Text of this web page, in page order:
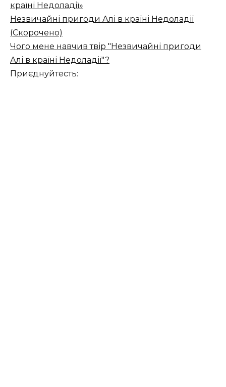
країні Недоладії»
Незвичайні пригоди Алі в країні Недоладії
(Скорочено)
Чого мене навчив твір "Незвичайні пригоди
Алі в країні Недоладії"?
Приєднуйтесть: